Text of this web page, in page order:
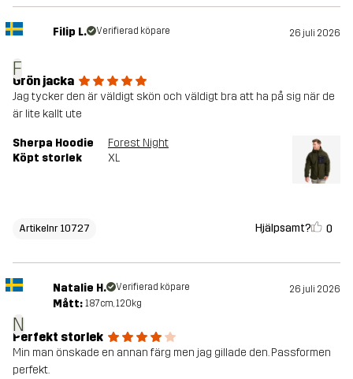
F
Filip L. Verifierad köpare 26 juli 2026
Grön jacka
Jag tycker den är väldigt skön och väldigt bra att ha på sig när de
är lite kallt ute
Sherpa Hoodie
Forest Night
Köpt storlek
XL
Artikelnr 10727 Hjälpsamt? 0
N
Natalie H. Verifierad köpare 26 juli 2026
Mått: 187cm, 120kg
Perfekt storlek
Min man önskade en annan färg men jag gillade den. Passformen
perfekt.